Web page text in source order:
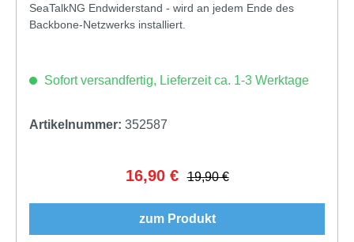
SeaTalkNG Endwiderstand - wird an jedem Ende des
Backbone-Netzwerks installiert.
Sofort versandfertig, Lieferzeit ca. 1-3 Werktage
Artikelnummer: 352587
Verkaufspreis:
16,90 € Regulärer Preis:
19,90 €
zum Produkt